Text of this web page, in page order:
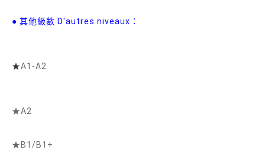
● 其他級數 D'autres niveaux：
★A1-A2
★A2
★B1/B1+